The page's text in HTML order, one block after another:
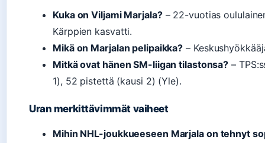
Kuka on Viljami Marjala?– 22-vuotias
Kärppien kasvatti.
Mikä on Marjalan pelipaikka? –
Mitkä ovat hänen SM-liigan tilastonsa? –
1), 52 pistettä (kausi 2) (Yle).
Uran merkittävimmät vaiheet
Mihin NHL-joukkueeseen Marjala on tehnyt